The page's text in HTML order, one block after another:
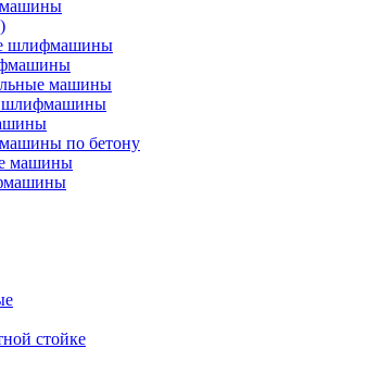
шлифмашины
машины
шлифмашины
по бетону
машины
стойке